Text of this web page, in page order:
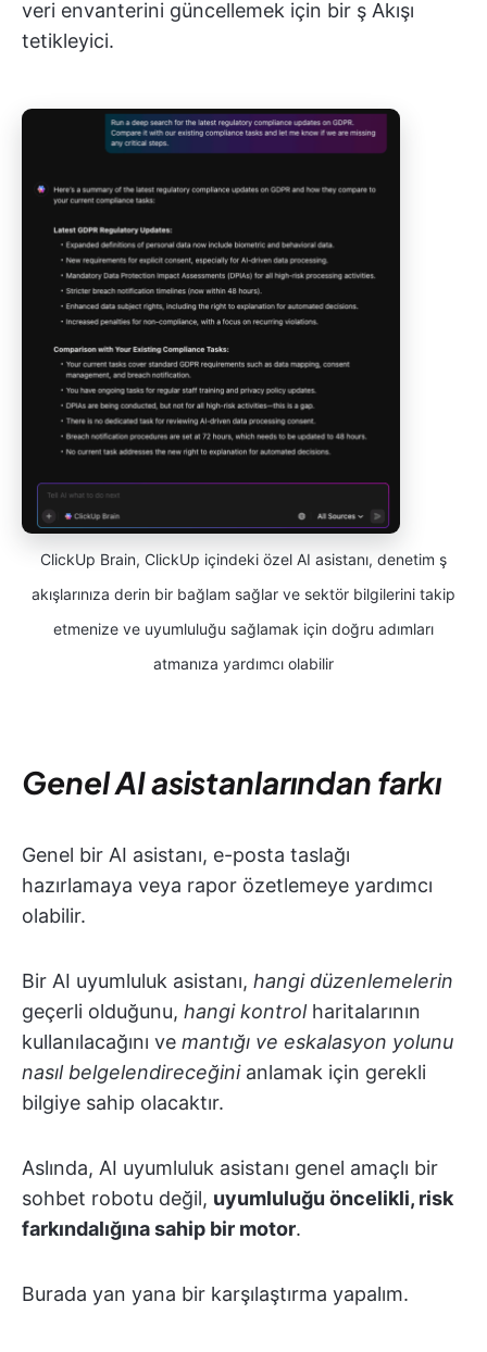
veri envanterini güncellemek için bir ş Akışı
tetikleyici.
ClickUp Brain, ClickUp içindeki özel AI asistanı, denetim ş
akışlarınıza derin bir bağlam sağlar ve sektör bilgilerini takip
etmenize ve uyumluluğu sağlamak için doğru adımları
atmanıza yardımcı olabilir
Genel AI asistanlarından farkı
Genel bir AI asistanı, e-posta taslağı
hazırlamaya veya rapor özetlemeye yardımcı
olabilir.
Bir AI uyumluluk asistanı, hangi düzenlemelerin
geçerli olduğunu, hangi kontrolharitalarının
kullanılacağını ve mantığı ve eskalasyon yolunu
nasıl belgelendireceğinianlamak için gerekli
bilgiye sahip olacaktır.
Aslında, AI uyumluluk asistanı genel amaçlı bir
sohbet robotu değil, uyumluluğu öncelikli, risk
farkındalığına sahip bir motor.
Burada yan yana bir karşılaştırma yapalım.